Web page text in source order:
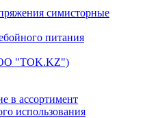
симисторные
питания
"TOK.KZ")
в ассортимент
использования